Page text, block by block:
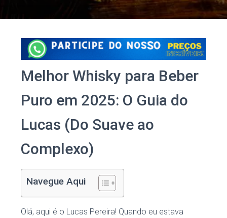
O
Melhor Whisky para Beber
Puro em 2025: O Guia do
Lucas (Do Suave ao
Complexo)
Navegue Aqui
Olá, aqui é o Lucas Pereira! Quando eu estava